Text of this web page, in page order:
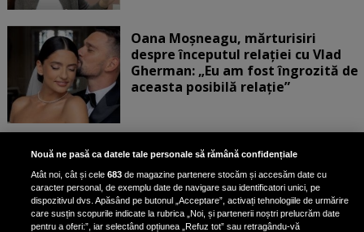
Oana Moșneagu, mărturisiri
despre începutul relației cu Vlad
Gherman: „Eu am fost îngrozită de
aceasta posibilă relație”
Unde locuiesc Alberto Guță și
iubita lui, după ce au plecat din
casa Narcisei Balaban: „Noi
suntem într-o casă cu două-trei
etaje”
Nouă ne pasă ca datele tale personale să rămână confidențiale
Atât noi, cât și cele683 de magazine partenere stocăm și accesăm date cu
caracter personal, de exemplu date de navigare sau identificatori unici, pe
dispozitivul dvs. Apăsând pe butonul „Acceptare”, activați tehnologiile de urmărire
care susțin scopurile indicate la rubrica „Noi, și partenerii noștri prelucrăm date
pentru a oferi:”, iar selectând opțiunea „Refuz tot” sau retragându-vă